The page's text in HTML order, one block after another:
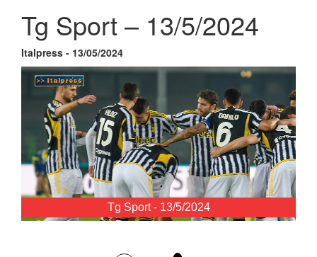
Tg Sport – 13/5/2024
Italpress - 13/05/2024
Tg Sport - 13/5/2024
Unmute Loaded: